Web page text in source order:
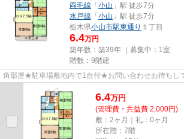
両毛線 「小山 」駅 徒歩7分
水戸線 「小山 」駅 徒歩7分
栃木県小山市駅東通り １丁目
6.4万円
築年数：築39年 ｜募集中： 1室
階数：9階建
角部屋★駐車場敷地内で1台付★お問い合わせお待ちし
6.4万円
(管理費・共益費 2,000円)
敷：2ヶ月｜礼：0ヶ月
所在階：7階